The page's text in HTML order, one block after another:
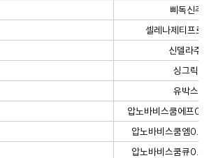
삐독신주
셀레나제티프로
신델라주
싱그릭스
유박스비
압노바비스쿰에프
압노바비스쿰엠
압노바비스쿰큐